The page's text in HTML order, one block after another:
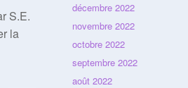
S.E.
la
décembre 2022
novembre 2022
octobre 2022
septembre 2022
août 2022